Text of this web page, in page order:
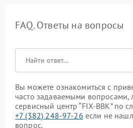
FAQ. Ответы на вопросы
Вы можете ознакомиться с
часто задаваемыми вопросами,
сервисный центр “FIX-BBK” по
+7 (382) 248-97-26 если не
вопрос.